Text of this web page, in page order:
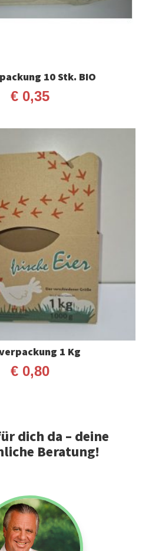
10 Stk. BIO
€0,35
1 Kg
€0,80
dich da – deine
Beratung!